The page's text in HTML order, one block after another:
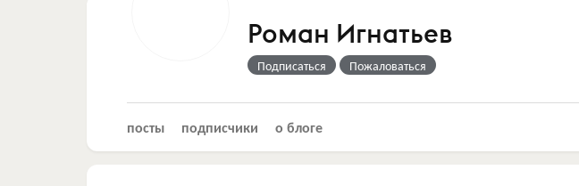
Роман Игнатьев
Подписаться Пожаловаться
посты подписчики о блоге